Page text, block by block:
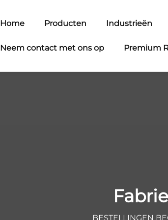
Home Producten Industrieën
Neem contact met ons op Premium
BESTELLINGEN